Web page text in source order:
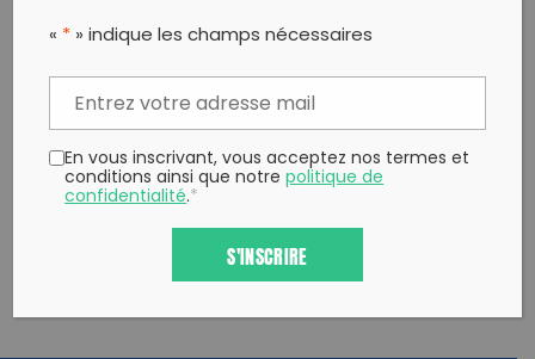
« * » indique les champs nécessaires
En vous inscrivant, vous acceptez nos termes et
conditions ainsi que notrepolitique de
confidentialité.*
S'INSCRIRE